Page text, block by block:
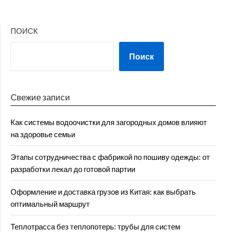
ПОИСК
Поиск
Свежие записи
Как системы водоочистки для загородных домов влияют
на здоровье семьи
Этапы сотрудничества с фабрикой по пошиву одежды: от
разработки лекал до готовой партии
Оформление и доставка грузов из Китая: как выбрать
оптимальный маршрут
Теплотрасса без теплопотерь: трубы для систем